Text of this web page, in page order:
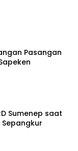
Pasangan
Sumenep saat
Sepangkur